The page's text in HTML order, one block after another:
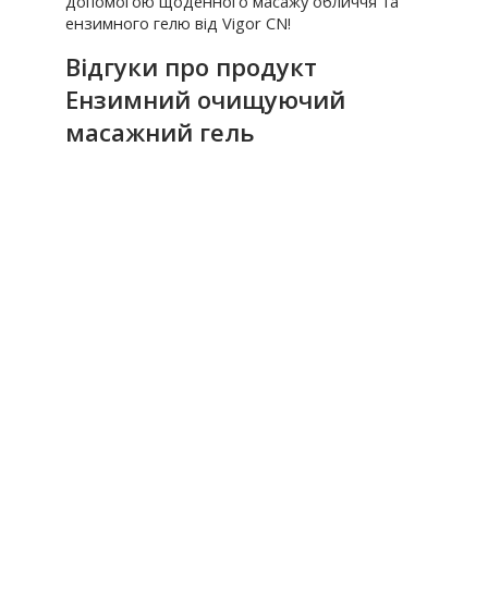
ензимного гелю від Vigor CN!
Відгуки про продукт
Ензимний очищуючий
масажний гель